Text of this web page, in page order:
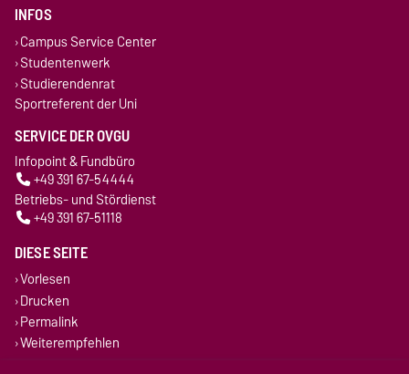
INFOS
Campus Service Center
Studentenwerk
Studierendenrat
Sportreferent der Uni
SERVICE DER OVGU
Infopoint & Fundbüro
+49 391 67-54444
Betriebs- und Stördienst
+49 391 67-51118
DIESE SEITE
Vorlesen
Drucken
Permalink
Weiterempfehlen